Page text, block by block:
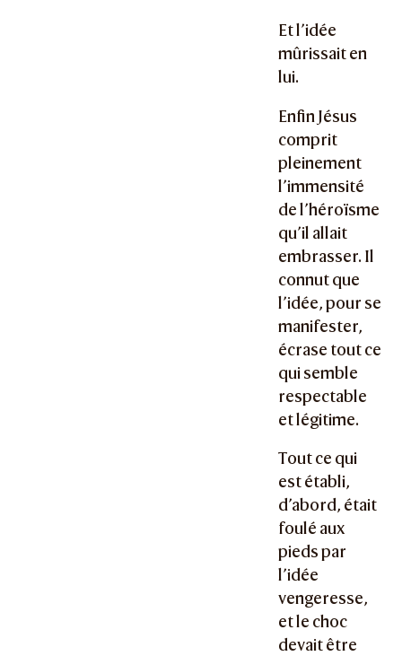
Et l’idée
mûrissait en
lui.
Enfin Jésus
comprit
pleinement
l’immensité
de l’héroïsme
qu’il allait
embrasser. Il
connut que
l’idée, pour se
manifester,
écrase tout ce
qui semble
respectable
et légitime.
Tout ce qui
est établi,
d’abord, était
foulé aux
pieds par
l’idée
vengeresse,
et le choc
devait être